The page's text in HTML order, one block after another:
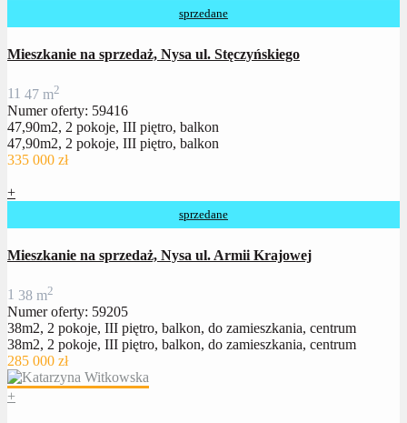
sprzedane
Mieszkanie na sprzedaż, Nysa ul. Stęczyńskiego
11 47 m2
Numer oferty: 59416
47,90m2, 2 pokoje, III piętro, balkon
47,90m2, 2 pokoje, III piętro, balkon
335 000 zł
+
sprzedane
Mieszkanie na sprzedaż, Nysa ul. Armii Krajowej
1 38 m2
Numer oferty: 59205
38m2, 2 pokoje, III piętro, balkon, do zamieszkania, centrum
38m2, 2 pokoje, III piętro, balkon, do zamieszkania, centrum
285 000 zł
+